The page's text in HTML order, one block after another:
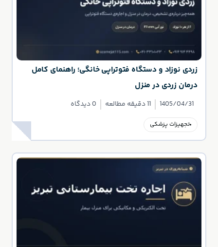
زردی نوزاد و دستگاه فتوتراپی خانگی؛ راهنمای کامل
درمان زردی در منزل
1405/04/31 11 دقیقه مطالعه 0 دیدگاه
تجهیزات پزشکی